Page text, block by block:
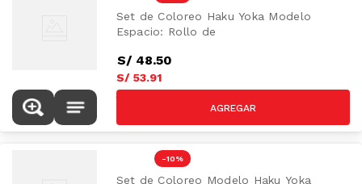
Set de Coloreo Haku Yoka Modelo
Espacio: Rollo de
S/ 48.50
S/ 53.91
S/
-10 %
Set de Coloreo Modelo Haku Yoka